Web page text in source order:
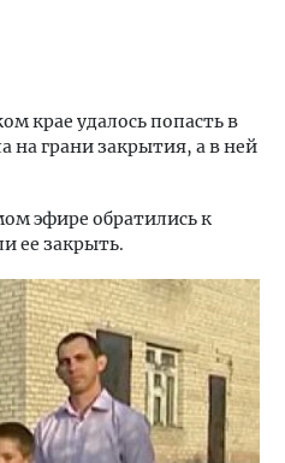
крае удалось попасть в
на грани закрытия, а в ней
эфире обратились к
ее закрыть.